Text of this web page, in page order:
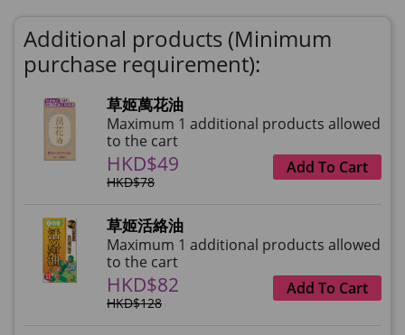
Additional products (Minimum
purchase requirement):
草姬萬花油
Maximum 1 additional products allowed
to the cart
HKD$49
HKD$78
Add To Cart
草姬活絡油
Maximum 1 additional products allowed
to the cart
HKD$82
HKD$128
Add To Cart